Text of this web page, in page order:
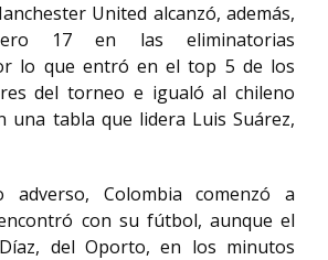
United alcanzó, además,
17 en las eliminatorias
lo que entró en el top 5 de los
del torneo e igualó al chileno
una tabla que lidera Luis Suárez,
adverso, Colombia comenzó a
con su fútbol, aunque el
del Oporto, en los minutos